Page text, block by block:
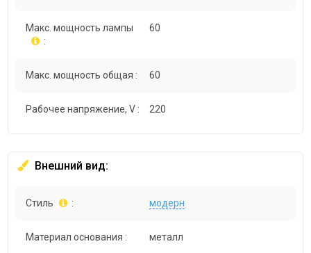
Макс. мощность лампы
:
60
Макс. мощность общая : 60
Рабочее напряжение, V : 220
Внешний вид:
Стиль : модерн
Материал основания : металл